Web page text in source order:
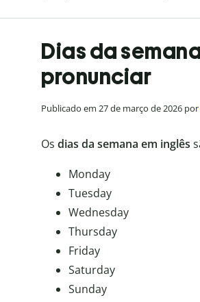
Dias da
pronunciar
Publicado em 27 de março de 2026 por
Os dias da semana em inglês
Monday
Tuesday
Wednesday
Thursday
Friday
Saturday
Sunday